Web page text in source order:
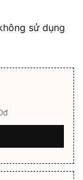
sử dụng